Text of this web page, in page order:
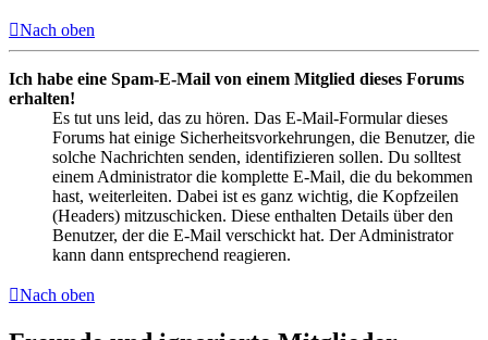
Nach oben
Ich habe eine Spam-E-Mail von einem Mitglied dieses Forums
erhalten!
Es tut uns leid, das zu hören. Das E-Mail-Formular dieses
Forums hat einige Sicherheitsvorkehrungen, die Benutzer, die
solche Nachrichten senden, identifizieren sollen. Du solltest
einem Administrator die komplette E-Mail, die du bekommen
hast, weiterleiten. Dabei ist es ganz wichtig, die Kopfzeilen
(Headers) mitzuschicken. Diese enthalten Details über den
Benutzer, der die E-Mail verschickt hat. Der Administrator
kann dann entsprechend reagieren.
Nach oben